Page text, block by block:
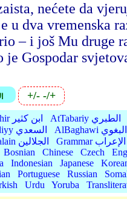
nećete da
u dva vremenska
– i još Mu druge
je Gospodar
+/--/+
IbnKathir ابن كثير AtTabariy الطبري
AsSaadiyy السعدي AlBaghawi البغوي
AlJalalain الجلالين Grammar الإعراب
Bosnian Chinese Czech
Indonesian Japanese
Portuguese Russian
Urdu Yoruba